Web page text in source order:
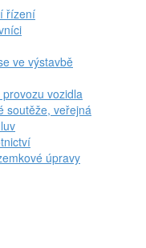
řízení
ve výstavbě
vozidla
soutěže, veřejná
úpravy